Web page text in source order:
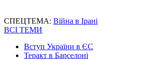
СПЕЦТЕМА: Війна в Ірані
ВСІ ТЕМИ
Вступ України в ЄС
Теракт в Барселоні